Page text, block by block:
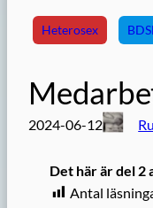
Heterosex
2024-06-12
Det här är del 2
Antal